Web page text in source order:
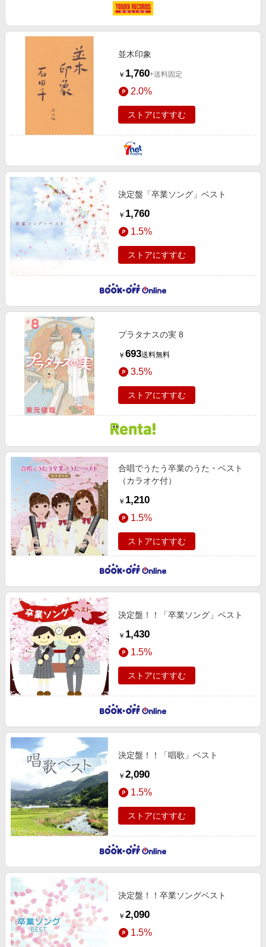
並木印象
￥ 1,760+送料固定
2.0%
ストアにすすむ
決定盤「卒業ソング」ベスト
￥ 1,760
1.5%
ストアにすすむ
プラタナスの実 8
￥ 693送料無料
3.5%
ストアにすすむ
合唱でうたう卒業のうた・ベスト
（カラオケ付）
￥ 1,210
1.5%
ストアにすすむ
決定盤！！「卒業ソング」ベスト
￥ 1,430
1.5%
ストアにすすむ
決定盤！！「唱歌」ベスト
￥ 2,090
1.5%
ストアにすすむ
決定盤！！卒業ソングベスト
￥ 2,090
1.5%